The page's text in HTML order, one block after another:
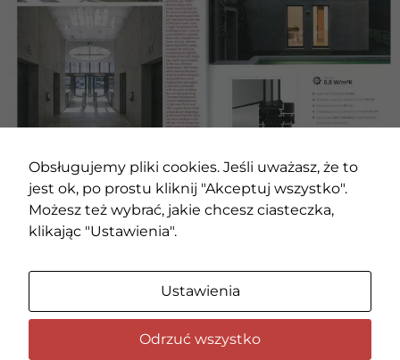
POBIERZ PDF
Obsługujemy pliki cookies. Jeśli uważasz, że to
jest ok, po prostu kliknij "Akceptuj wszystko".
Możesz też wybrać, jakie chcesz ciasteczka,
klikając "Ustawienia".
Ustawienia
Odrzuć wszystko